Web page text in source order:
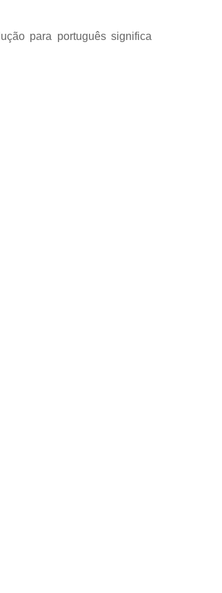
para português significa